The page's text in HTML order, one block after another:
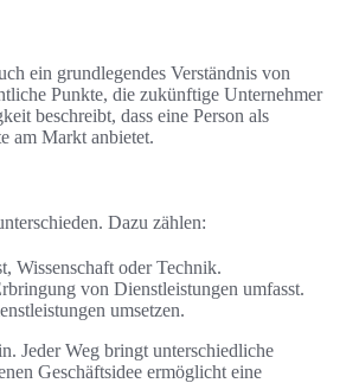
ein grundlegendes Verständnis von
Punkte, die zukünftige Unternehmer
beschreibt, dass eine Person als
am Markt anbietet.
Dazu zählen:
Wissenschaft oder Technik.
von Dienstleistungen umfasst.
umsetzen.
Jeder Weg bringt unterschiedliche
Geschäftsidee ermöglicht eine